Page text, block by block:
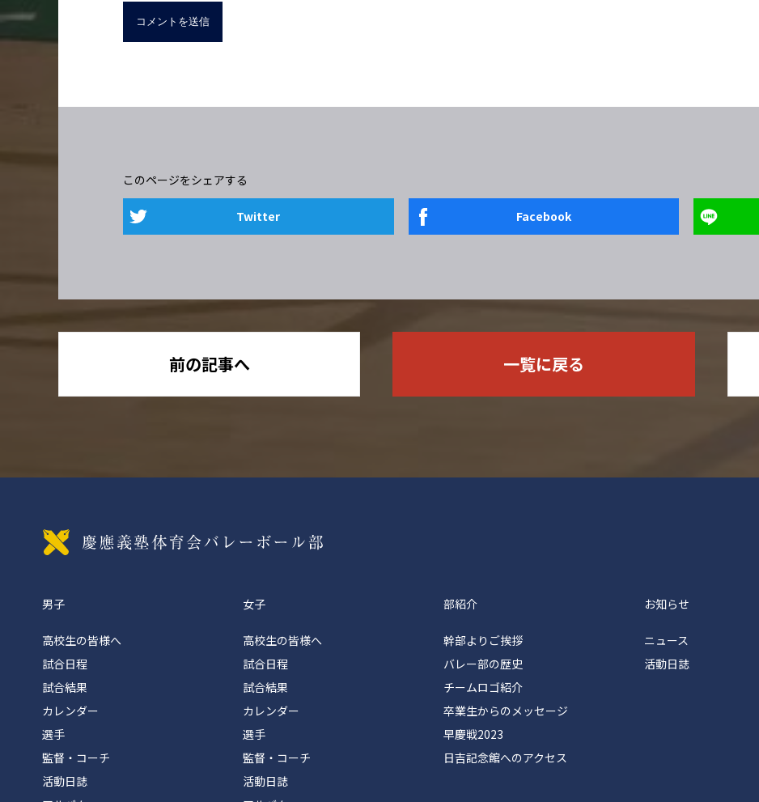
このページをシェアする
Twitter Facebook
前の記事へ 一覧に戻る
男子
高校生の皆様へ
試合日程
試合結果
カレンダー
選手
監督・コーチ
活動日誌
女子
高校生の皆様へ
試合日程
試合結果
カレンダー
選手
監督・コーチ
活動日誌
部紹介
幹部よりご挨拶
バレー部の歴史
チームロゴ紹介
卒業生からのメッセージ
早慶戦2023
日吉記念館へのアクセス
お知らせ
ニュース
活動日誌